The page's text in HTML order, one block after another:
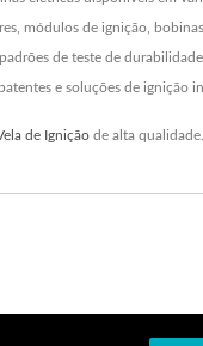
módulos de ignição,
de teste de
e soluções de ignição
de Ignição de alta qualidade.